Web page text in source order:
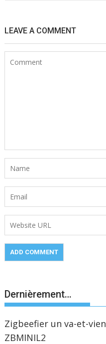
LEAVE A COMMENT
Dernièrement…
Zigbeefier un va-et-
ZBMINIL2